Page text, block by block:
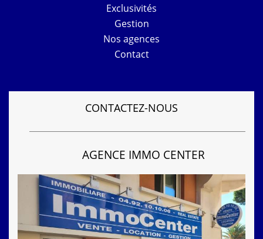
Exclusivités
Gestion
Nos agences
Contact
CONTACTEZ-NOUS
AGENCE IMMO CENTER